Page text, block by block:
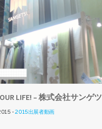
LIFE! – 株式会社サンゲツ
-2015出展者動画